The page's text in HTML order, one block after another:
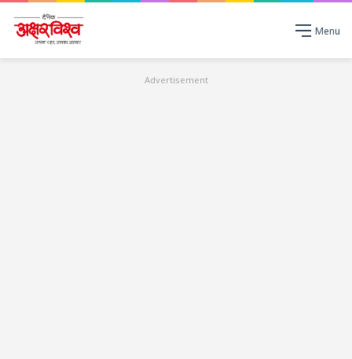
Menu
Advertisement